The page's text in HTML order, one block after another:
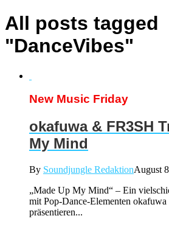
All posts tagged
"DanceVibes"
New Music Friday
okafuwa & FR3SH
My Mind
By Soundjungle RedaktionAugust
„Made Up My Mind“ – Ein
mit Pop-Dance-Elementen
präsentieren...